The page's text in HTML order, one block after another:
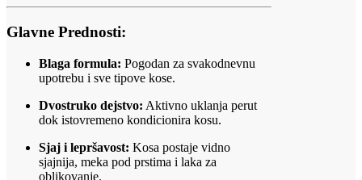
Glavne Prednosti:
Blaga formula: Pogodan za svakodnevnu
upotrebu i sve tipove kose.
Dvostruko dejstvo: Aktivno uklanja perut
dok istovremeno kondicionira kosu.
Sjaj i lepršavost: Kosa postaje vidno
sjajnija, meka pod prstima i laka za
oblikovanje.